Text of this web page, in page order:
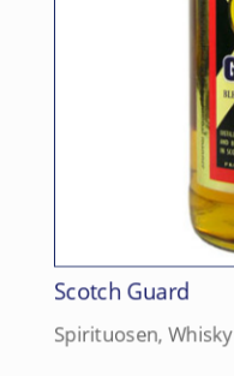
Scotch Guard
Spirituosen, Whisky